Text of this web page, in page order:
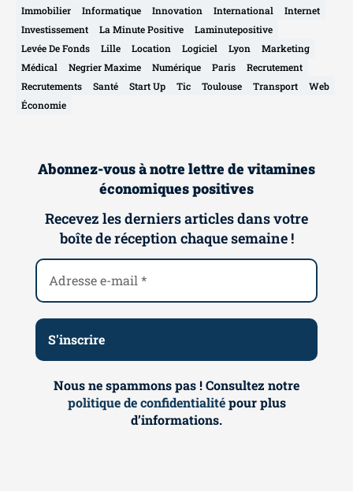
Immobilier
Informatique Innovation International
Internet
Investissement
La Minute Positive
Laminutepositive
Levée De Fonds
Lille Location Logiciel Lyon
Marketing
Médical
Negrier Maxime Numérique Paris
Recrutement
Recrutements
Santé Start Up Tic Toulouse Transport
Web
Économie
Abonnez-vous à notre lettre de vitamines
économiques positives
Recevez les derniers articles dans votre
boîte de réception chaque semaine !
Nous ne spammons pas ! Consultez notre
politique de confidentialitépour plus
d’informations.